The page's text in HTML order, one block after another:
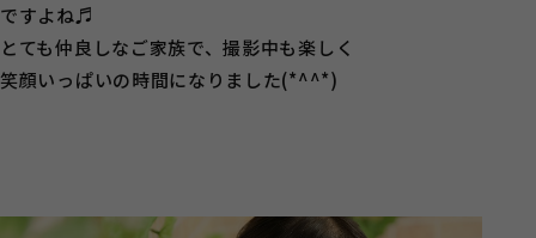
ですよね♬
とても仲良しなご家族で、撮影中も楽しく
笑顔いっぱいの時間になりました(*^^*)